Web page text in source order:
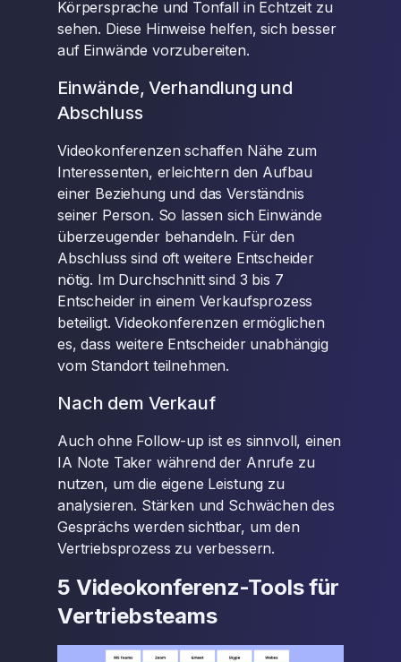
Körpersprache und Tonfall in Echtzeit zu
sehen. Diese Hinweise helfen, sich besser
auf Einwände vorzubereiten.
Einwände, Verhandlung und
Abschluss
Videokonferenzen schaffen Nähe zum
Interessenten, erleichtern den Aufbau
einer Beziehung und das Verständnis
seiner Person. So lassen sich Einwände
überzeugender behandeln. Für den
Abschluss sind oft weitere Entscheider
nötig. Im Durchschnitt sind 3 bis 7
Entscheider in einem Verkaufsprozess
beteiligt. Videokonferenzen ermöglichen
es, dass weitere Entscheider unabhängig
vom Standort teilnehmen.
Nach dem Verkauf
Auch ohne Follow-up ist es sinnvoll, einen
IA Note Taker während der Anrufe zu
nutzen, um die eigene Leistung zu
analysieren. Stärken und Schwächen des
Gesprächs werden sichtbar, um den
Vertriebsprozess zu verbessern.
5 Videokonferenz-Tools für
Vertriebsteams